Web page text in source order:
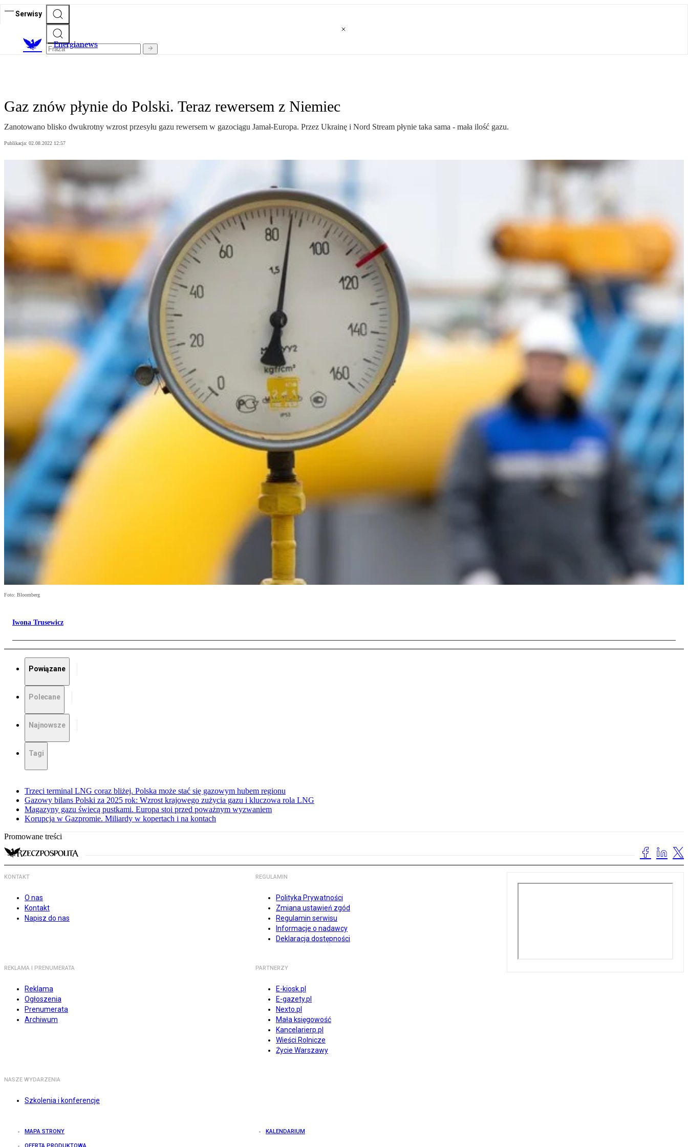
Serwisy
Energianews
Gaz znów płynie do Polski. Teraz rewersem z Niemiec
Zanotowano blisko dwukrotny wzrost przesyłu gazu rewersem w gazociągu Jamał-Europa. Przez Ukrainę i Nord Stream płynie taka sama - mała ilość gazu.
Publikacja: 02.08.2022 12:57
Foto: Bloomberg
Iwona Trusewicz
Powiązane
Polecane
Najnowsze
Tagi
Trzeci terminal LNG coraz bliżej. Polska może stać się gazowym hubem regionu
Gazowy bilans Polski za 2025 rok: Wzrost krajowego zużycia gazu i kluczowa rola LNG
Magazyny gazu świecą pustkami. Europa stoi przed poważnym wyzwaniem
Korupcja w Gazpromie. Miliardy w kopertach i na kontach
Promowane treści
KONTAKT
O nas
Kontakt
Napisz do nas
REGULAMIN
Polityka Prywatności
Zmiana ustawień zgód
Regulamin serwisu
Informacje o nadawcy
Deklaracja dostępności
REKLAMA I PRENUMERATA
Reklama
Ogłoszenia
Prenumerata
Archiwum
PARTNERZY
E-kiosk.pl
E-gazety.pl
Nexto.pl
Mała księgowość
Kancelarierp.pl
Wieści Rolnicze
Życie Warszawy
NASZE WYDARZENIA
Szkolenia i konferencje
MAPA STRONY KALENDARIUM